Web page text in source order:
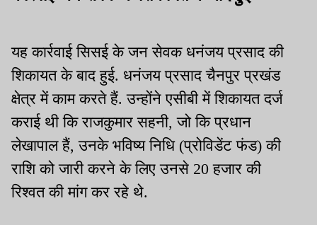
यह कार्रवाई सिसई के जन सेवक धनंजय प्रसाद की
शिकायत के बाद हुई. धनंजय प्रसाद चैनपुर प्रखंड
क्षेत्र में काम करते हैं. उन्होंने एसीबी में शिकायत दर्ज
कराई थी कि राजकुमार सहनी, जो कि प्रधान
लेखापाल हैं, उनके भविष्य निधि (प्रोविडेंट फंड) की
राशि को जारी करने के लिए उनसे 20 हजार की
रिश्वत की मांग कर रहे थे.